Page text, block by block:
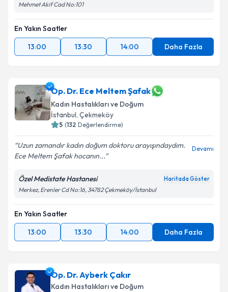
Mehmet Akif Cad No:101
En Yakın Saatler
13:00
13:30 14:00 Daha Fazla
Op. Dr. Ece Meltem Şafak
Kadın Hastalıkları ve Doğum
İstanbul, Çekmeköy
5 (132 Değerlendirme)
Uzun zamandır kadın doğum doktoru arayışındaydım.
Ece Meltem Şafak hocanın...
Devamı
Özel Medistate Hastanesi Haritada Göster
Merkez, Erenler Cd No:16, 34782 Çekmeköy/İstanbul
En Yakın Saatler
13:00
13:30 14:00 Daha Fazla
Op. Dr. Ayberk Çakır
Kadın Hastalıkları ve Doğum